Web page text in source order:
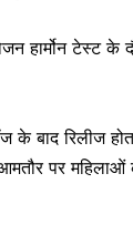
हार्मोन टेस्ट
के बाद रिलीज
पर महिलाओं